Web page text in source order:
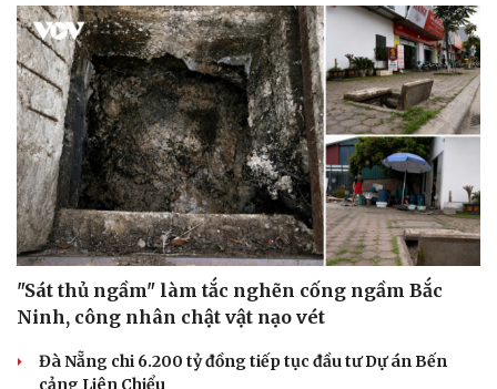
Tư vấn
Câu chuyện thời sự
"Sát thủ ngầm" làm tắc nghẽn cống ngầm Bắc
Ninh, công nhân chật vật nạo vét
Đà Nẵng chi 6.200 tỷ đồng tiếp tục đầu tư Dự án Bến